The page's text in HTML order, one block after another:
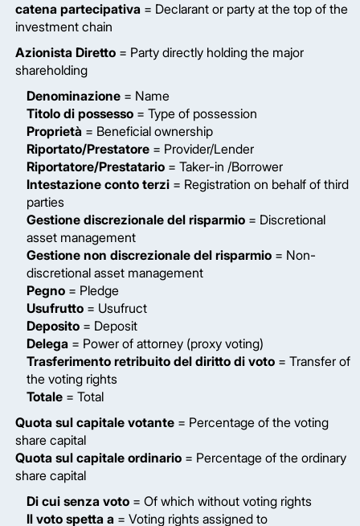
catena partecipativa = Declarant or party at the top of the
investment chain
Azionista Diretto = Party directly holding the major
shareholding
Denominazione = Name
Titolo di possesso = Type of possession
Proprietà = Beneficial ownership
Riportato/Prestatore = Provider/Lender
Riportatore/Prestatario = Taker-in /Borrower
Intestazione conto terzi = Registration on behalf of third
parties
Gestione discrezionale del risparmio = Discretional
asset management
Gestione non discrezionale del risparmio = Non-
discretional asset management
Pegno = Pledge
Usufrutto = Usufruct
Deposito = Deposit
Delega = Power of attorney (proxy voting)
Trasferimento retribuito del diritto di voto = Transfer of
the voting rights
Totale = Total
Quota sul capitale votante = Percentage of the voting
share capital
Quota sul capitale ordinario = Percentage of the ordinary
share capital
Di cui senza voto = Of which without voting rights
Il voto spetta a = Voting rights assigned to